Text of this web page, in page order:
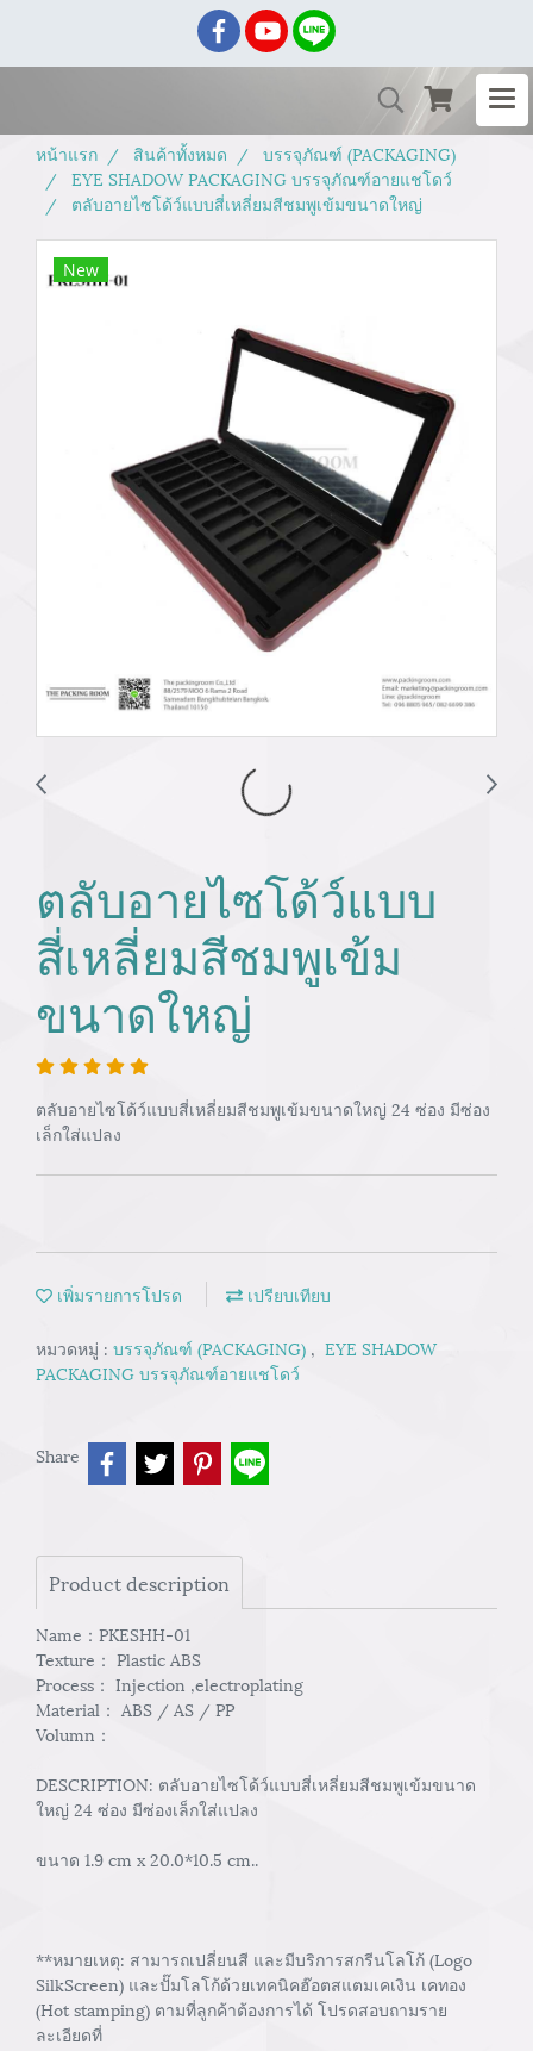
หน้าแรก สินค้าทั้งหมด
บรรจุภัณฑ์ (PACKAGING)
EYE SHADOW PACKAGING บรรจุภัณฑ์อายแชโดว์
ตลับอายไซโด้ว์แบบสี่เหลี่ยมสีชมพูเข้มขนาดใหญ่
New
ตลับอายไซโด้ว์แบบ
สี่เหลี่ยมสีชมพูเข้ม
ขนาดใหญ่
ตลับอายไซโด้ว์แบบสี่เหลี่ยมสีชมพูเข้มขนาดใหญ่ 24 ซ่อง มีซ่อง
เล็กใส่แปลง
เพิ่มรายการโปรด เปรียบเทียบ
หมวดหมู่ : บรรจุภัณฑ์ (PACKAGING) , EYE SHADOW
PACKAGING บรรจุภัณฑ์อายแชโดว์
Share
Product description
Name：PKESHH-01
Texture： Plastic ABS
Process： Injection ,electroplating
Material： ABS / AS / PP
Volumn：
DESCRIPTION: ตลับอายไซโด้ว์แบบสี่เหลี่ยมสีชมพูเข้มขนาด
ใหญ่ 24 ซ่อง มีซ่องเล็กใส่แปลง
ขนาด 1.9 cm x 20.0*10.5 cm..
**หมายเหตุ: สามารถเปลี่ยนสี และมีบริการสกรีนโลโก้ (Logo
SilkScreen) และปั๊มโลโก้ด้วยเทคนิคฮ๊อตสแตมเคเงิน เคทอง
(Hot stamping) ตามที่ลูกค้าต้องการได้ โปรดสอบถามราย
ละเอียดที่